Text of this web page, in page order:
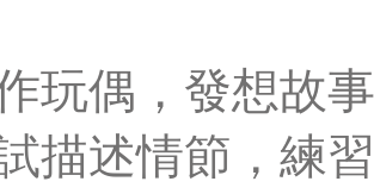
玩偶，發想故
描述情節，練